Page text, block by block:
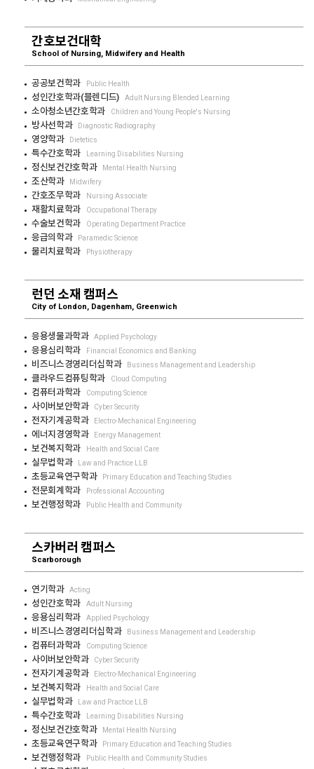
간호보건대학
School of Nursing, Midwifery and Health
공공보건학과 Public Health
성인간호학과(블렌디드) Adult Nursing Blended Learning
소아청소년간호학과 Children and Young People's Nursing
방사선학과 Diagnostic Radiography
영양학과 Dietetics
특수간호학과 Learning Disabilities Nursing
정신보건간호학과 Mental Health Nursing
조산학과 Midwifery
간호조무학과 Nursing Associate
재활치료학과 Occupational Therapy
수술보건학과 Operating Department Practice
응급의학과 Paramedic Science
물리치료학과 Physiotherapy
런던 소재 캠퍼스
City of London, Dagenham, Greenwich
응용생물과학과 Applied Psychology
응용심리학과 Financial Economics and Banking
비즈니스경영리더십학과 Business Management and Leadership
클라우드컴퓨팅학과 Cloud Computing
컴퓨터과학과 Computing Science
사이버보안학과 Cyber Security
전자기계공학과 Electro-Mechanical Engineering
에너지경영학과 Energy Management
보건복지학과 Health and Social Care
실무법학과 Law and Practice LLB
초등교육연구학과 Primary Education and Teaching Studies
전문회계학과 Professional Accounting
보건행정학과 Public Health and Community
스카버러 캠퍼스
Scarborough
연기학과 Acting
성인간호학과 Adult Nursing
응용심리학과 Applied Psychology
비즈니스경영리더십학과 Business Management and Leadership
컴퓨터과학과 Computing Science
사이버보안학과 Cyber Security
전자기계공학과 Electro-Mechanical Engineering
보건복지학과 Health and Social Care
실무법학과 Law and Practice LLB
특수간호학과 Learning Disabilities Nursing
정신보건간호학과 Mental Health Nursing
초등교육연구학과 Primary Education and Teaching Studies
보건행정학과 Public Health and Community Studies